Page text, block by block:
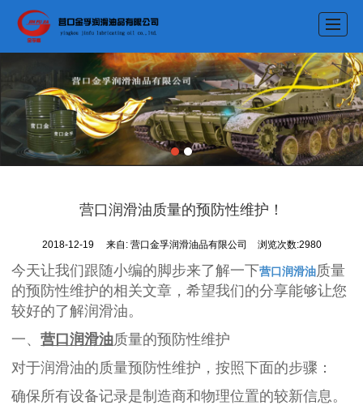
产品展示
新闻动态
资质荣誉
联系我们
LBS
营口润滑油质量的预防性维护！
2018-12-19 来自: 营口金孚润滑油品有限公司 浏览次数:2980
今天让我们跟随小编的脚步来了解一下营口润滑油质量
的预防性维护的相关文章，希望我们的分享能够让您
较好的了解润滑油。
一、营口润滑油质量的预防性维护
对于润滑油的质量预防性维护，按照下面的步骤：
确保所有设备记录是制造商和物理位置的较新信息。